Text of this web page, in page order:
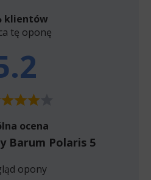
klientów
tę oponę
ocena
Barum Polaris 5
opony